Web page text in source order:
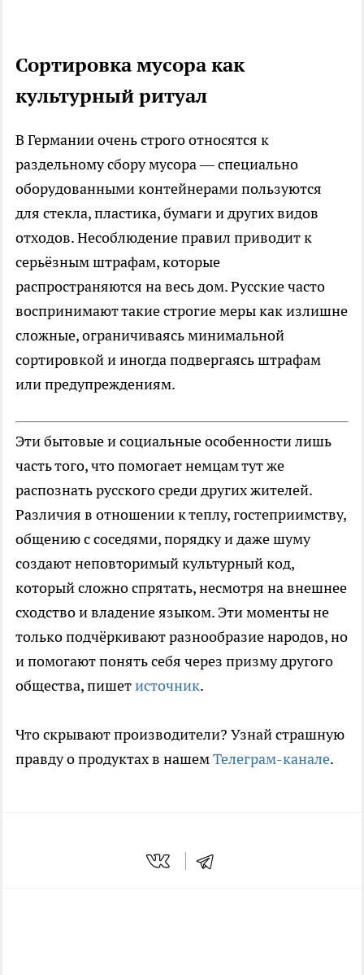
Сортировка мусора как
культурный ритуал
В Германии очень строго относятся к
раздельному сбору мусора — специально
оборудованными контейнерами пользуются
для стекла, пластика, бумаги и других видов
отходов. Несоблюдение правил приводит к
серьёзным штрафам, которые
распространяются на весь дом. Русские часто
воспринимают такие строгие меры как излишне
сложные, ограничиваясь минимальной
сортировкой и иногда подвергаясь штрафам
или предупреждениям.
Эти бытовые и социальные особенности лишь
часть того, что помогает немцам тут же
распознать русского среди других жителей.
Различия в отношении к теплу, гостеприимству,
общению с соседями, порядку и даже шуму
создают неповторимый культурный код,
который сложно спрятать, несмотря на внешнее
сходство и владение языком. Эти моменты не
только подчёркивают разнообразие народов, но
и помогают понять себя через призму другого
общества, пишетисточник.
Что скрывают производители? Узнай страшную
правду о продуктах в нашемТелеграм-канале.